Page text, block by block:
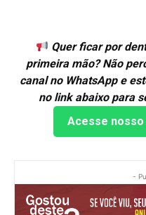
Quer ficar por
primeira mão? Não
canal no WhatsApp e
no link abaixo para
Acesse nosso
-